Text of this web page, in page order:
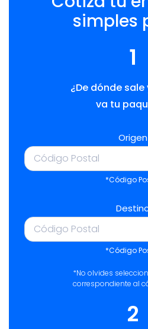
simples
1
¿De dónde
va tu
Origen
*Código
*Código
*No olvides
correspondiente al
2